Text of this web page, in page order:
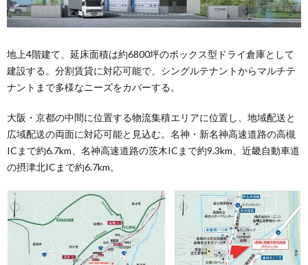
地上4階建て、延床面積は約6800坪のボックス型ドライ倉庫として
建設する。分割賃貸に対応可能で、シングルテナントからマルチテ
ナントまで多様なニーズをカバーする。
大阪・京都の中間に位置する物流集積エリアに位置し、地域配送と
広域配送の両面に対応可能と見込む。名神・新名神高速道路の高槻
ICまで約6.7km、名神高速道路の茨木ICまで約9.3km、近畿自動車道
の摂津北ICまで約6.7km。